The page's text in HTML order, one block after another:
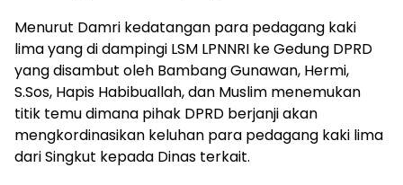
Menurut Damri kedatangan para pedagang kaki
lima yang di dampingi LSM LPNNRI ke Gedung DPRD
yang disambut oleh Bambang Gunawan, Hermi,
S.Sos, Hapis Habibuallah, dan Muslim menemukan
titik temu dimana pihak DPRD berjanji akan
mengkordinasikan keluhan para pedagang kaki lima
dari Singkut kepada Dinas terkait.